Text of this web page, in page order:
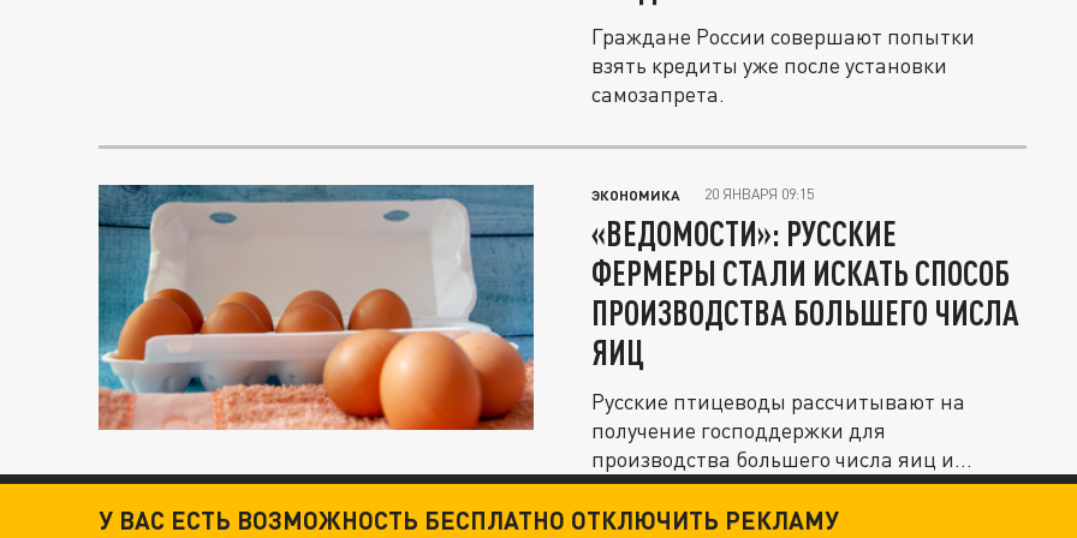
Граждане России совершают попытки
взять кредиты уже после установки
самозапрета.
ЭКОНОМИКА 20 ЯНВАРЯ 09:15
«ВЕДОМОСТИ»: РУССКИЕ
ФЕРМЕРЫ СТАЛИ ИСКАТЬ СПОСОБ
ПРОИЗВОДСТВА БОЛЬШЕГО ЧИСЛА
ЯИЦ
Русские птицеводы рассчитывают на
получение господдержки для
производства большего числа яиц и
куриного мяса.
У ВАС ЕСТЬ ВОЗМОЖНОСТЬ БЕСПЛАТНО ОТКЛЮЧИТЬ РЕКЛАМУ